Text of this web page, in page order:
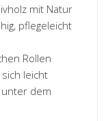
mit Natur
pflegeleicht
Rollen
leicht
dem